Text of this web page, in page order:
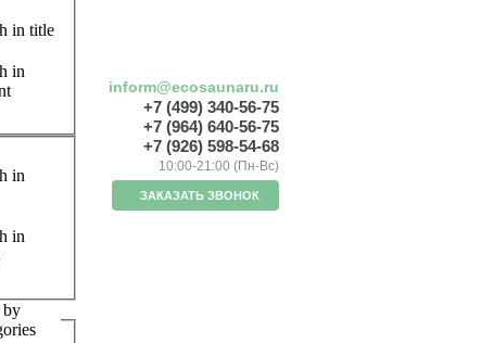
in title
in
in
in
by
inform@ecosaunaru.ru
+7 (499) 340-56-75
+7 (964) 640-56-75
+7 (926) 598-54-68
10:00-21:00 (Пн-Вс)
ЗАКАЗАТЬ ЗВОНОК